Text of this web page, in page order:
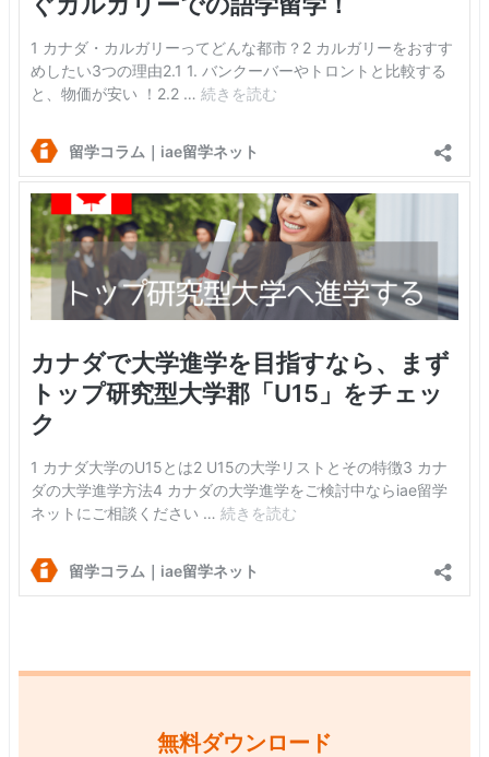
無料ダウンロード